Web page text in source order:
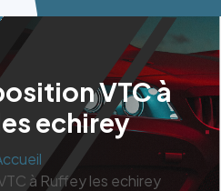
VTC à
echirey
à Ruffey les echirey